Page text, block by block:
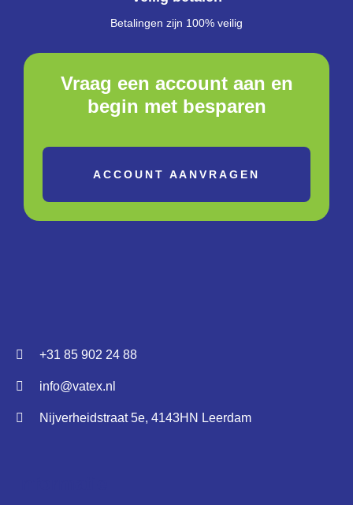
Betalingen zijn 100% veilig
Vraag een account aan en
begin met besparen
ACCOUNT AANVRAGEN
+31 85 902 24 88
info@vatex.nl
Nijverheidstraat 5e, 4143HN Leerdam